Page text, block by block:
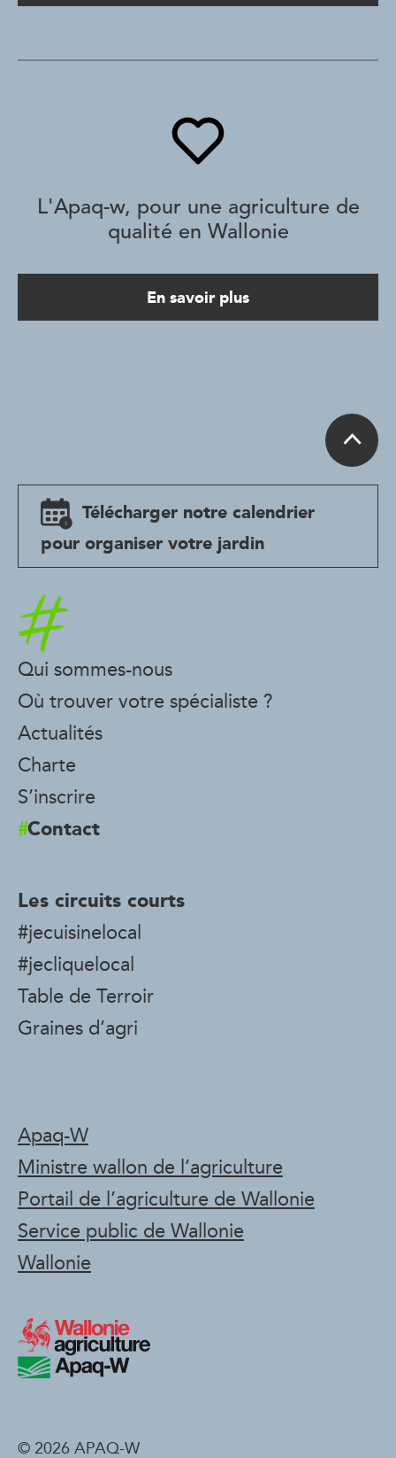
L'Apaq-w, pour une agriculture de
qualité en Wallonie
En savoir plus
Télécharger notre calendrier
pour organiser votre jardin
Accueil
Qui sommes-nous
Où trouver votre spécialiste ?
Actualités
Charte
S’inscrire
Contact
Les circuits courts
#jecuisinelocal
#jecliquelocal
Table de Terroir
Graines d’agri
Apaq-W
Ministre wallon de l’agriculture
Portail de l’agriculture de Wallonie
Service public de Wallonie
Wallonie
© 2026 APAQ-W